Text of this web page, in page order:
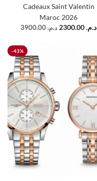
Cadeaux Saint Valentin
Maroc 2026
د.م.3900.00 د.م.
-43%